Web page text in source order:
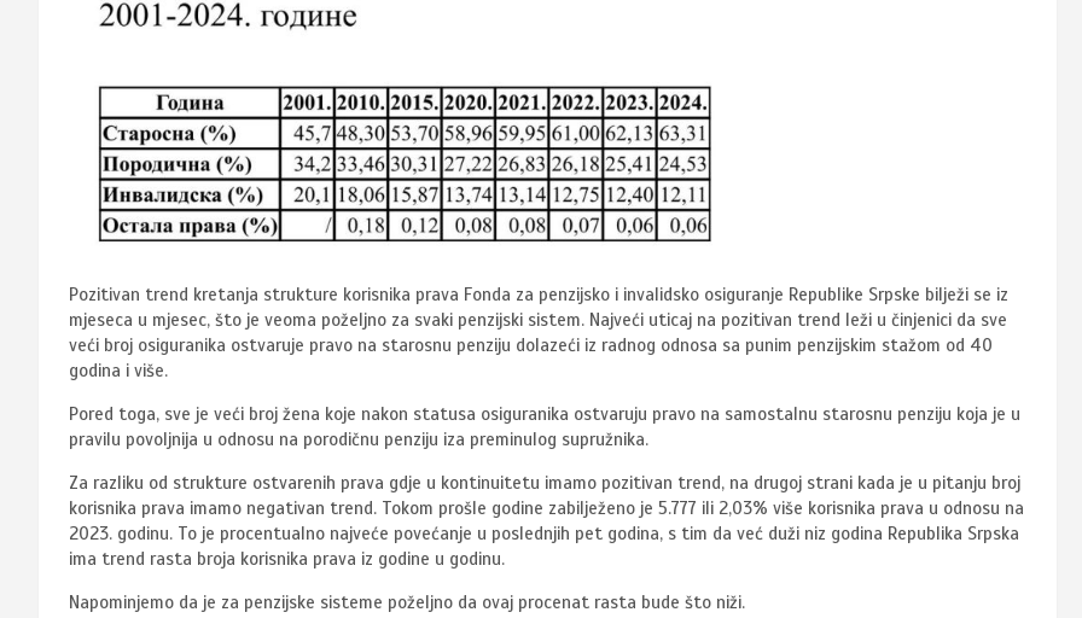
Pozitivan trend kretanja strukture korisnika prava Fonda za penzijsko i invalidsko osiguranje Republike Srpske bilježi se iz
mjeseca u mjesec, što je veoma poželjno za svaki penzijski sistem. Najveći uticaj na pozitivan trend leži u činjenici da sve
veći broj osiguranika ostvaruje pravo na starosnu penziju dolazeći iz radnog odnosa sa punim penzijskim stažom od 40
godina i više.
Pored toga, sve je veći broj žena koje nakon statusa osiguranika ostvaruju pravo na samostalnu starosnu penziju koja je u
pravilu povoljnija u odnosu na porodičnu penziju iza preminulog supružnika.
Za razliku od strukture ostvarenih prava gdje u kontinuitetu imamo pozitivan trend, na drugoj strani kada je u pitanju broj
korisnika prava imamo negativan trend. Tokom prošle godine zabilježeno je 5.777 ili 2,03% više korisnika prava u odnosu na
2023. godinu. To je procentualno najveće povećanje u poslednjih pet godina, s tim da već duži niz godina Republika Srpska
ima trend rasta broja korisnika prava iz godine u godinu.
Napominjemo da je za penzijske sisteme poželjno da ovaj procenat rasta bude što niži.